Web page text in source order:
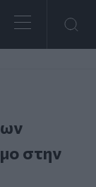
στην